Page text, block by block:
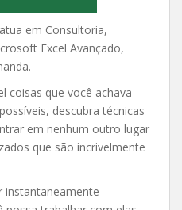
em Consultoria,
Excel Avançado,
coisas que você achava
descubra técnicas
em nenhum outro lugar
que são incrivelmente
instantaneamente